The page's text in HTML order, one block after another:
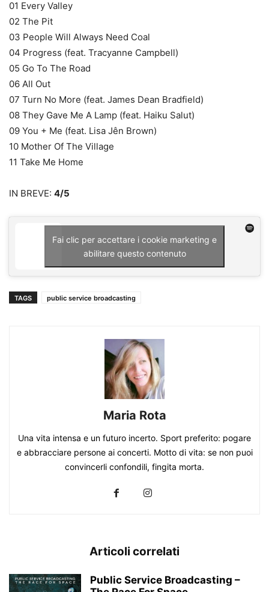
01 Every Valley
02 The Pit
03 People Will Always Need Coal
04 Progress (feat. Tracyanne Campbell)
05 Go To The Road
06 All Out
07 Turn No More (feat. James Dean Bradfield)
08 They Gave Me A Lamp (feat. Haiku Salut)
09 You + Me (feat. Lisa Jên Brown)
10 Mother Of The Village
11 Take Me Home
IN BREVE: 4/5
Fai clic per accettare i cookie marketing e
abilitare questo contenuto
TAGS public service broadcasting
Maria Rota
Una vita intensa e un futuro incerto. Sport preferito: pogare
e abbracciare persone ai concerti. Motto di vita: se non puoi
convincerli confondili, fingita morta.
Articoli correlati
Public Service Broadcasting –